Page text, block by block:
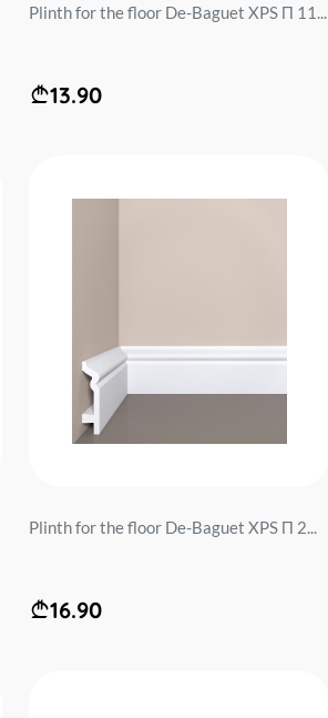
Plinth for the floor De-Baguet XPS П 11...
13.90
Plinth for the floor De-Baguet XPS П 2...
16.90